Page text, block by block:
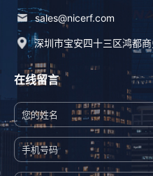
sales@nicerf.com
深圳市宝安四十三区鸿都
在线留言